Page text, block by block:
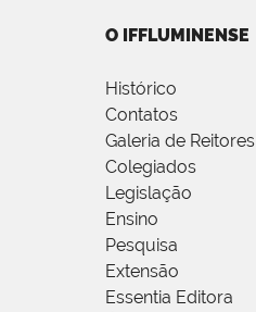
O IFFLUMINENSE
Histórico
Contatos
Galeria de Reitores
Colegiados
Legislação
Ensino
Pesquisa
Extensão
Essentia Editora